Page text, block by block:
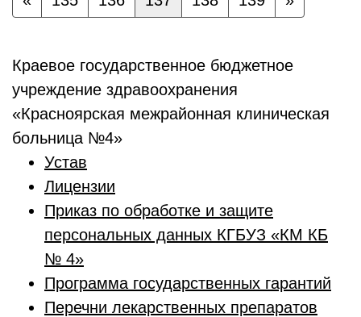
Краевое государственное бюджетное
учреждение здравоохранения
«Красноярская межрайонная клиническая
больница №4»
Устав
Лицензии
Приказ по обработке и защите
персональных данных КГБУЗ «КМ КБ
№ 4»
Программа государственных гарантий
Перечни лекарственных препаратов